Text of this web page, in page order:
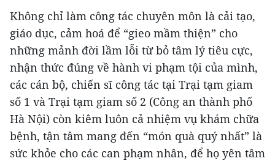
Không chỉ làm công tác chuyên môn là cải tạo,
giáo dục, cảm hoá để “gieo mầm thiện” cho
những mảnh đời lầm lỗi từ bỏ tâm lý tiêu cực,
nhận thức đúng về hành vi phạm tội của mình,
các cán bộ, chiến sĩ công tác tại Trại tạm giam
số 1 và Trại tạm giam số 2 (Công an thành phố
Hà Nội) còn kiêm luôn cả nhiệm vụ khám chữa
bệnh, tận tâm mang đến “món quà quý nhất” là
sức khỏe cho các can phạm nhân, để họ yên tâm